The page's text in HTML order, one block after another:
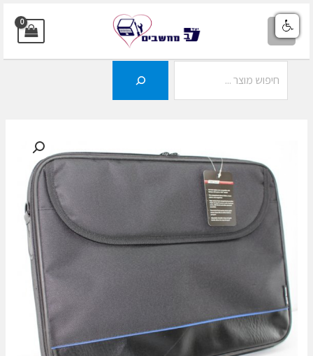
דילוג
לתוכן
MAIN